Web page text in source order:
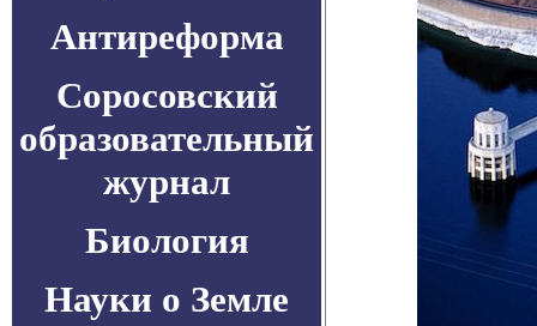
Антиреформа
Соросовский
образовательный
журнал
Биология
Науки о Земле